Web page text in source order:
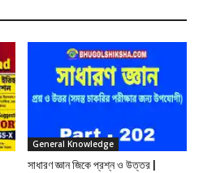
General Knowledge
সাধারণ জ্ঞান জিকে প্রশ্ন ও উত্তর |